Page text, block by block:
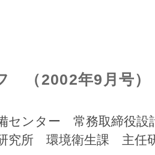
（2002年9月号）
備センター 常務取締役
研究所 環境衛生課 主